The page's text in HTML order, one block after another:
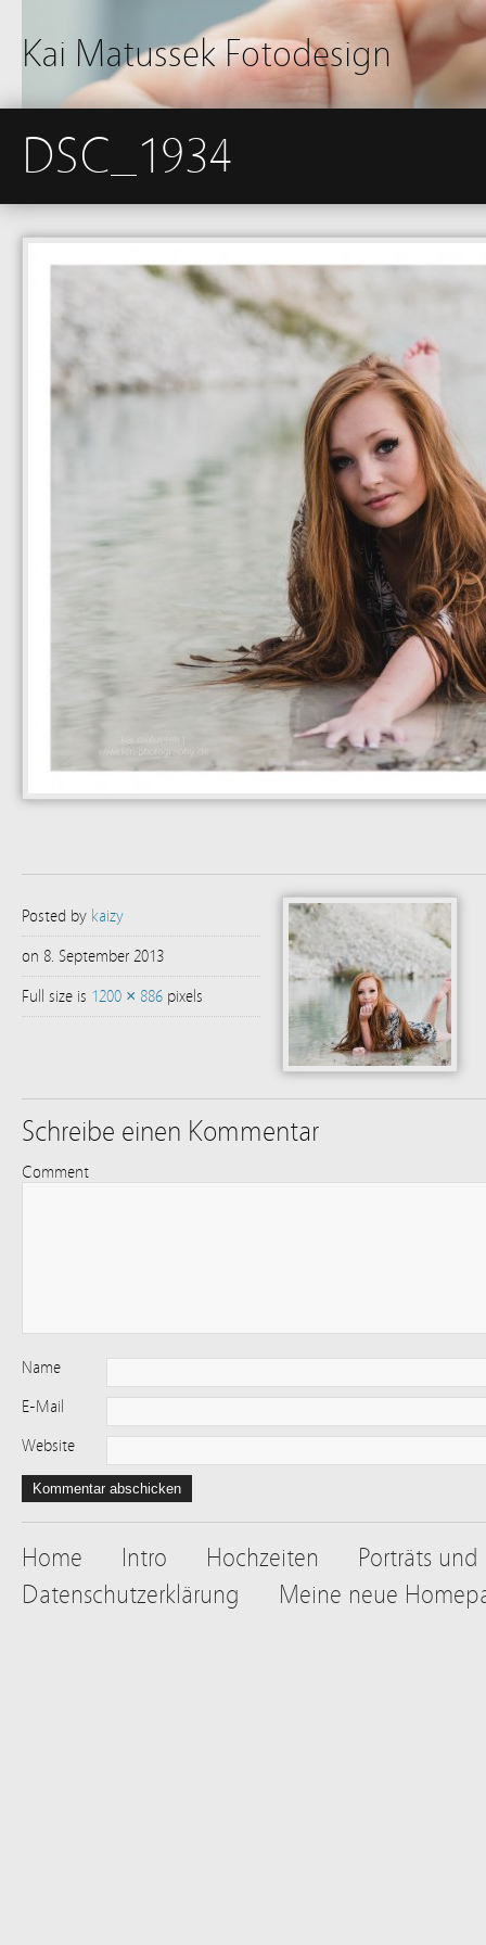
Kai Matussek Fotodesign
DSC_1934
Posted by kaizy
on 8. September 2013
Full size is 1200 × 886 pixels
Schreibe einen Kommentar
Comment
Name
E-Mail
Website
Home Intro Hochzeiten
Porträts
Datenschutzerklärung
Meine neue